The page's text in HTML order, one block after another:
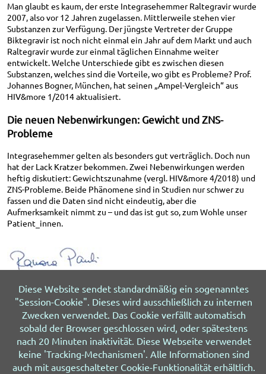
Man glaubt es kaum, der erste Integrasehemmer Raltegravir wurde
2007, also vor 12 Jahren zugelassen. Mittlerweile stehen vier
Substanzen zur Verfügung. Der jüngste Vertreter der Gruppe
Biktegravir ist noch nicht einmal ein Jahr auf dem Markt und auch
Raltegravir wurde zur einmal täglichen Einnahme weiter
entwickelt. Welche Unterschiede gibt es zwischen diesen
Substanzen, welches sind die Vorteile, wo gibt es Probleme? Prof.
Johannes Bogner, München, hat seinen „Ampel-Vergleich“ aus
HIV&more 1/2014 aktualisiert.
Die neuen Nebenwirkungen: Gewicht und ZNS-
Probleme
Integrasehemmer gelten als besonders gut verträglich. Doch nun
hat der Lack Kratzer bekommen. Zwei Nebenwirkungen werden
heftig diskutiert: Gewichtszunahme (vergl. HIV&more 4/2018) und
ZNS-Probleme. Beide Phänomene sind in Studien nur schwer zu
fassen und die Daten sind nicht eindeutig, aber die
Aufmerksamkeit nimmt zu – und das ist gut so, zum Wohle unser
Patient_innen.
Ausgabe 1 - 2019
© 2026 HIV&more Impressum
Datenschutz
Über uns
Sitemap Letzte Änderung 05.08.2026
Diese Website sendet standardmäßig ein sogenanntes
"Session-Cookie". Dieses wird ausschließlich zu internen
Zwecken verwendet. Das Cookie verfällt automatisch
sobald der Browser geschlossen wird, oder spätestens
nach 20 Minuten inaktivität. Diese Webseite verwendet
keine 'Tracking-Mechanismen'. Alle Informationen sind
auch mit ausgeschalteter Cookie-Funktionalität erhältlich.